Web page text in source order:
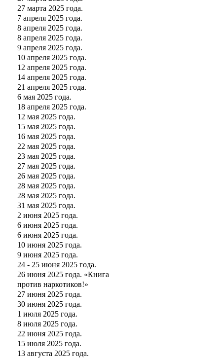
27 марта 2025 года.
7 апреля 2025 года.
8 апреля 2025 года.
8 апреля 2025 года.
9 апреля 2025 года.
10 апреля 2025 года.
12 апреля 2025 года.
14 апреля 2025 года.
21 апреля 2025 года.
6 мая 2025 года.
18 апреля 2025 года.
12 мая 2025 года.
15 мая 2025 года.
16 мая 2025 года.
22 мая 2025 года.
23 мая 2025 года.
27 мая 2025 года.
26 мая 2025 года.
28 мая 2025 года.
28 мая 2025 года.
31 мая 2025 года.
2 июня 2025 года.
6 июня 2025 года.
6 июня 2025 года.
10 июня 2025 года.
9 июня 2025 года.
24 - 25 июня 2025 года.
26 июня 2025 года. «Книга
против наркотиков!»
27 июня 2025 года.
30 июня 2025 года.
1 июля 2025 года.
8 июля 2025 года.
22 июня 2025 года.
15 июля 2025 года.
13 августа 2025 года.